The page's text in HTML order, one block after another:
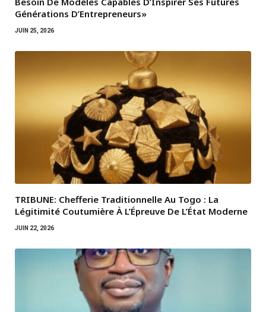
Générations D’Entrepreneurs»
JUIN 25, 2026
TRIBUNE: Chefferie Traditionnelle Au Togo : La
Légitimité Coutumière À L’Épreuve De L’État Moderne
JUIN 22, 2026